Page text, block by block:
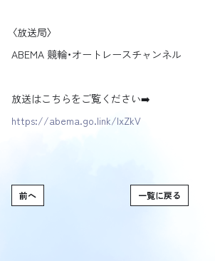
〈放送局〉
ABEMA 競輪・オートレースチャンネル
放送はこちらをご覧ください➡️
https://abema.go.link/lxZkV
前へ 一覧に戻る